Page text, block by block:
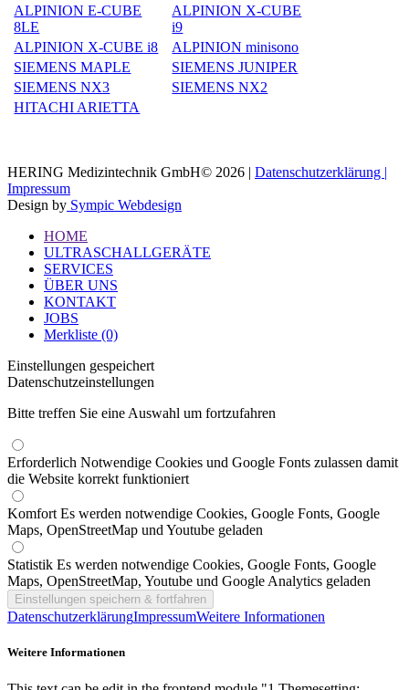
ALPINION E-CUBE
8LE
ALPINION X-CUBE
i9
ALPINION X-CUBE i8
ALPINION minisono
SIEMENS MAPLE
SIEMENS JUNIPER
SIEMENS NX3
SIEMENS NX2
HITACHI ARIETTA
HERING Medizintechnik GmbH© 2026 | Datenschutzerklärung |
Impressum
Design by Sympic Webdesign
HOME
ULTRASCHALLGERÄTE
SERVICES
ÜBER UNS
KONTAKT
JOBS
Merkliste (0)
Einstellungen gespeichert
Datenschutzeinstellungen
Bitte treffen Sie eine Auswahl um fortzufahren
Erforderlich Notwendige Cookies und Google Fonts zulassen damit
die Website korrekt funktioniert
Komfort Es werden notwendige Cookies, Google Fonts, Google
Maps, OpenStreetMap und Youtube geladen
Statistik Es werden notwendige Cookies, Google Fonts, Google
Maps, OpenStreetMap, Youtube und Google Analytics geladen
DatenschutzerklärungImpressumWeitere Informationen
Weitere Informationen